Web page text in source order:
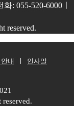
: 055-520-6000ㅣ
reserved.
내 인사말